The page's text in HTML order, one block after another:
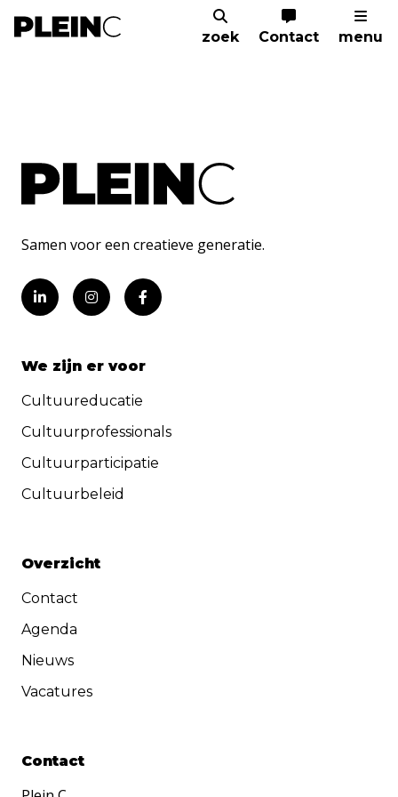
zoek Contact menu
Home Coacht cultuur Cultuurbeleid
Samen voor een creatieve generatie.
We zijn er voor
Cultuureducatie
Cultuurprofessionals
Cultuurparticipatie
Cultuurbeleid
Overzicht
Contact
Agenda
Nieuws
Vacatures
Contact